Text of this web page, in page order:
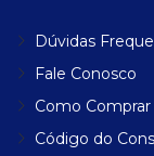
Dúvidas
Fale Conosco
Como Comprar
Código do